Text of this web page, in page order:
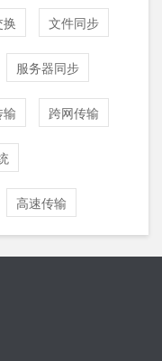
文件同步
服务器同步
输 跨网传输
高速传输